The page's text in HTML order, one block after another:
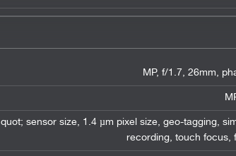
1/2.6&quot; sensor size, 1.4 µm pixel size, geo-
recording, touch focus,